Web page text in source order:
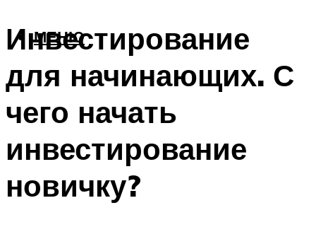
МЕНЮ
Инвестирование
для начинающих. С
чего начать
инвестирование
новичку?